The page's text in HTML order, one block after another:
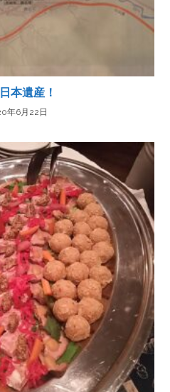
本遺産！
年6月22日